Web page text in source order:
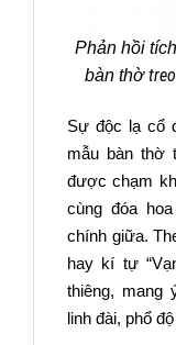
Phản hồi
bàn thờ
Sự độc lạ cổ
mẫu bàn thờ
được chạm
cùng đóa
chính giữa.
hay kí tự
thiêng, mang
linh đài, phổ